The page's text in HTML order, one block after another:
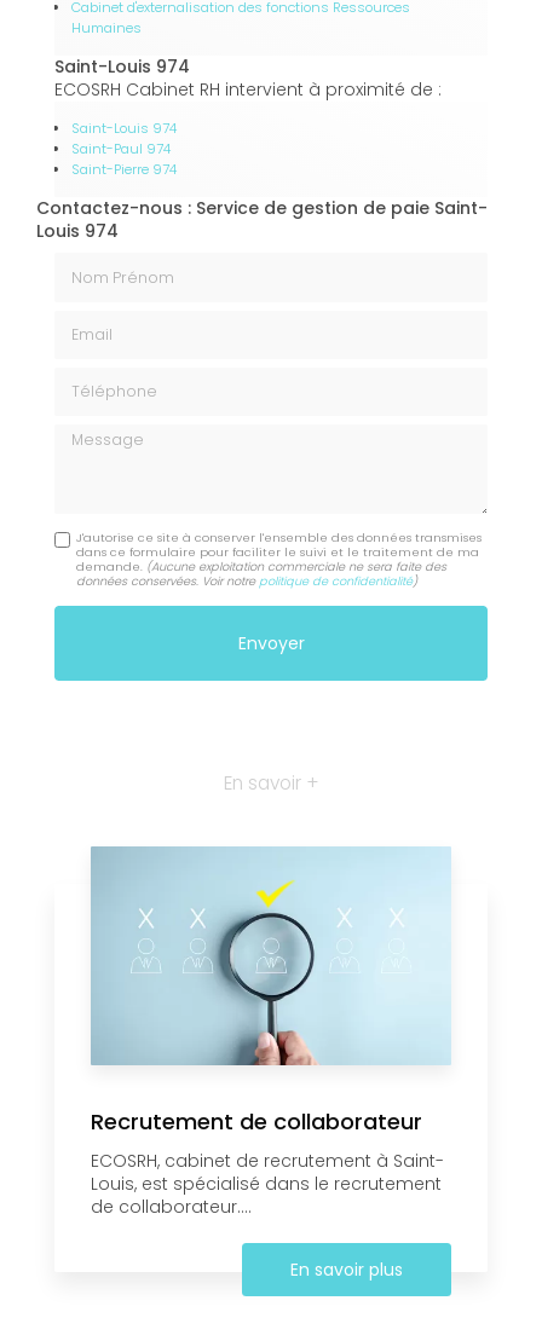
Cabinet d'externalisation des fonctions Ressources
Humaines
Saint-Louis 974
ECOSRH Cabinet RH intervient à proximité de :
Saint-Louis 974
Saint-Paul 974
Saint-Pierre 974
Contactez-nous : Service de gestion de paie Saint-
Louis 974
Message
J'autorise ce site à conserver l'ensemble des données transmises
dans ce formulaire pour faciliter le suivi et le traitement de ma
demande. (Aucune exploitation commerciale ne sera faite des
données conservées. Voir notre politique de confidentialité)
En savoir +
Recrutement de collaborateur
ECOSRH, cabinet de recrutement à Saint-
Louis, est spécialisé dans le recrutement
de collaborateur....
En savoir plus